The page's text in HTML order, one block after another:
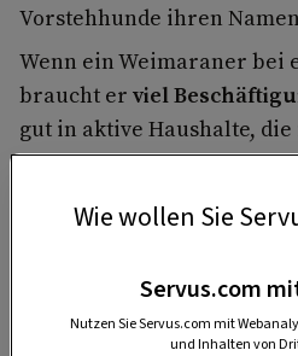
Vorstehhunde ihren
Wenn ein Weimaraner bei
braucht er viel
gut in aktive Haushalte,
Aktivitäten, wie Joggen,
angenehmer und
Wie wollen Sie
Servus.com
Nutzen Sie Servus.com mit
und Inhalten von